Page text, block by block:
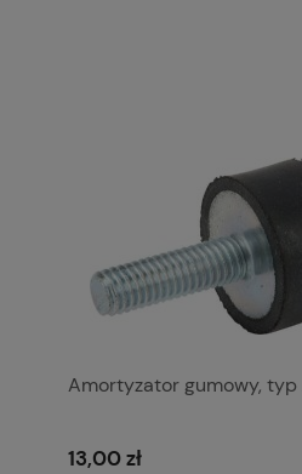
Amortyzator gumowy, typ
13,00 zł